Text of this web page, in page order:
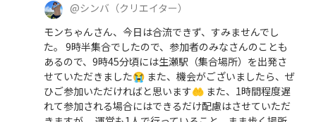
@シンバ （クリエイター）
モンちゃんさん、今日は合流できず、すみませんでし
た。 9時半集合でしたので、参加者のみなさんのことも
あるので、9時45分頃には生瀬駅（集合場所）を出発さ
せていただきました😭 また、機会がございましたら、ぜ
ひご参加いただければと思います🤲 また、1時間程度遅
れて参加される場合にはできるだけ配慮はさせていただ